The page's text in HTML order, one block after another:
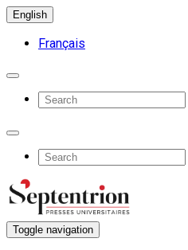
English
Français
Toggle navigation